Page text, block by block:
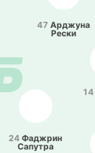
24 Фа­джрин
Са­пу­тра
47 Арджу­на
Рески
14